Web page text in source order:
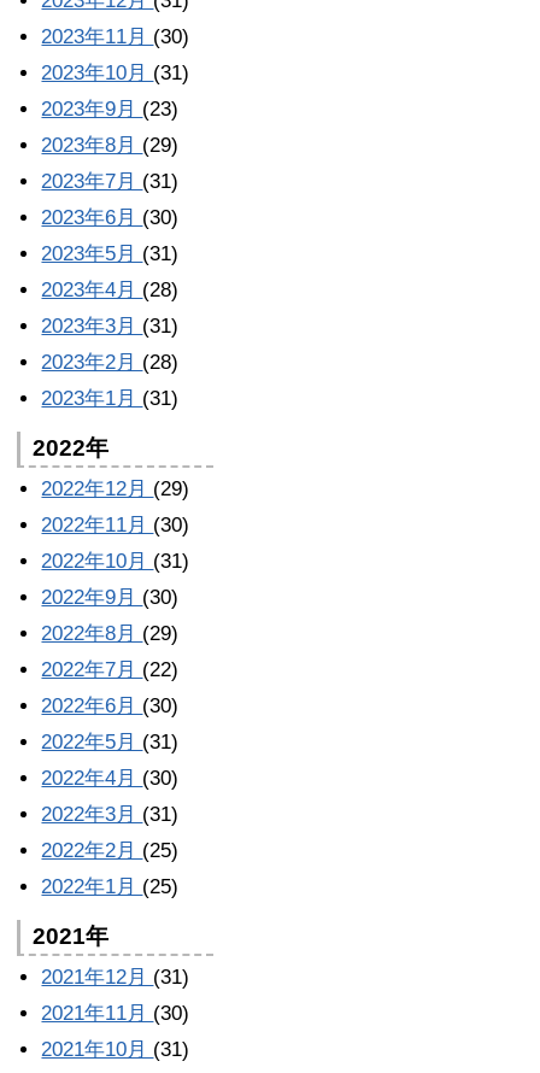
2023年11月 (30)
2023年10月 (31)
2023年9月 (23)
2023年8月 (29)
2023年7月 (31)
2023年6月 (30)
2023年5月 (31)
2023年4月 (28)
2023年3月 (31)
2023年2月 (28)
2023年1月 (31)
2022年
2022年12月 (29)
2022年11月 (30)
2022年10月 (31)
2022年9月 (30)
2022年8月 (29)
2022年7月 (22)
2022年6月 (30)
2022年5月 (31)
2022年4月 (30)
2022年3月 (31)
2022年2月 (25)
2022年1月 (25)
2021年
2021年12月 (31)
2021年11月 (30)
2021年10月 (31)